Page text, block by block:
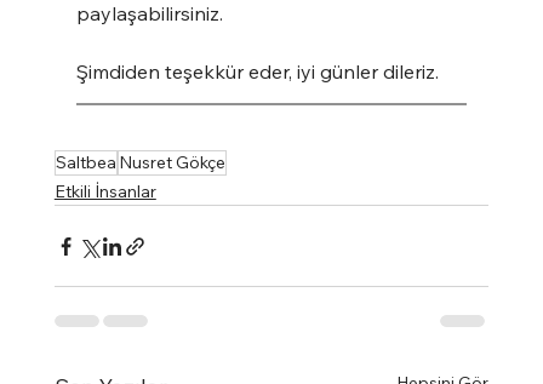
paylaşabilirsiniz.
Şimdiden teşekkür eder, iyi günler dileriz.
Saltbea Nusret Gökçe
Etkili İnsanlar